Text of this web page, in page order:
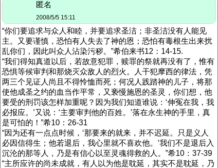
匿名
2008/5/5 15:11
“你们要追求与众人和睦，并要追求圣洁；非圣洁没有人能见
主。又要谨慎，恐怕有人失去了神的恩；恐怕有毒根生出来扰
乱你们，因此叫众人沾染污秽。”希伯来书12：14-15.
“我们得知真道以后，若故意犯罪，赎罪的祭就再没有了，惟有
恐惧等候审判和那烧灭众敌人的烈火。人干犯摩西的律法，凭
两三个见证人尚且不得怜恤而死；何况人践踏神的儿子，将那
使他成圣之约的血当作平常，又亵慢施恩的圣灵，你们想，他
要受的刑罚该怎样加重呢？因为我们知道谁说：‘伸冤在我，我
必报应。’又说：‘主要审判他的百姓。’落在永生神的手里，真
是可怕的！”希10：26-31
“因为还有一点点时候，‘那要来的就来，并不迟延。只是义人
必因信得生；他若退后，我心里就不喜欢他。’我们不是退后入
沉沦的那等人，乃是有信心以至灵魂得救的人。”希10：37-39
“主所应许的尚未成就，有人以为他是耽延，其实不是耽延，乃